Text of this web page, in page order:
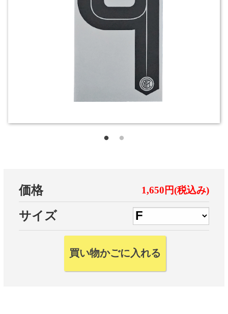
価格 1,650円(税込み)
サイズ